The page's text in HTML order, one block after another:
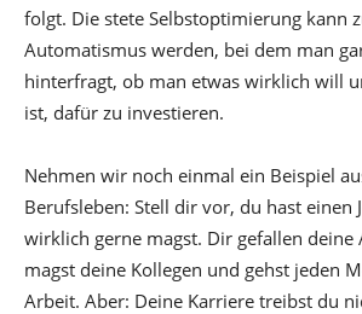
folgt. Die stete Selbstoptimierung kann
Automatismus werden, bei dem man
hinterfragt, ob man etwas wirklich will
ist, dafür zu investieren.
Nehmen wir noch einmal ein Beispiel
Berufsleben: Stell dir vor, du hast einen
wirklich gerne magst. Dir gefallen deine
magst deine Kollegen und gehst jeden
Arbeit. Aber: Deine Karriere treibst du